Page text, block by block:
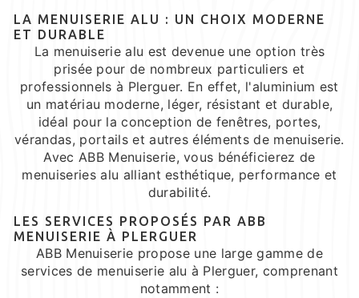
LA MENUISERIE ALU : UN CHOIX MODERNE
ET DURABLE
La menuiserie alu est devenue une option très
prisée pour de nombreux particuliers et
professionnels à Plerguer. En effet, l'aluminium est
un matériau moderne, léger, résistant et durable,
idéal pour la conception de fenêtres, portes,
vérandas, portails et autres éléments de menuiserie.
Avec ABB Menuiserie, vous bénéficierez de
menuiseries alu alliant esthétique, performance et
durabilité.
LES SERVICES PROPOSÉS PAR ABB
MENUISERIE À PLERGUER
ABB Menuiserie propose une large gamme de
services de menuiserie alu à Plerguer, comprenant
notamment :